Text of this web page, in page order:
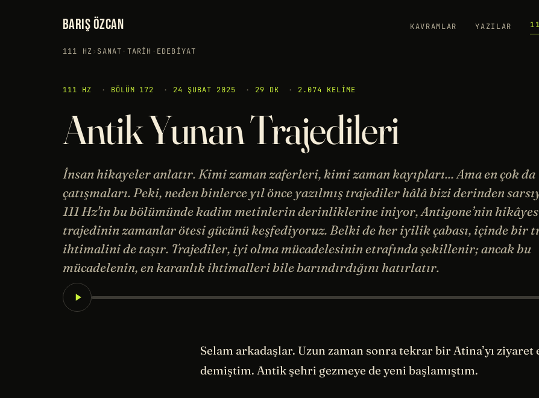
BARIŞ ÖZCAN KAVRAMLAR YAZILAR
111 HZ› SANAT · TARIH · EDEBIYAT
111 HZ · BÖLÜM 172 · 24 ŞUBAT 2025 · 29 DK · 2.074 KELIME
Antik Yunan Trajedileri
İnsan hikayeler anlatır. Kimi zaman zaferleri, kimi zaman kayıpları... Ama en çok da
çatışmaları. Peki, neden binlerce yıl önce yazılmış trajediler hâlâ bizi derinden
111 Hz'in bu bölümünde kadim metinlerin derinliklerine iniyor, Antigone’nin
trajedinin zamanlar ötesi gücünü keşfediyoruz. Belki de her iyilik çabası, içinde bir
ihtimalini de taşır. Trajediler, iyi olma mücadelesinin etrafında şekillenir; ancak bu
mücadelenin, en karanlık ihtimalleri bile barındırdığını hatırlatır.
Selam arkadaşlar. Uzun zaman sonra tekrar bir Atina’yı ziyaret
demiştim. Antik şehri gezmeye de yeni başlamıştım.